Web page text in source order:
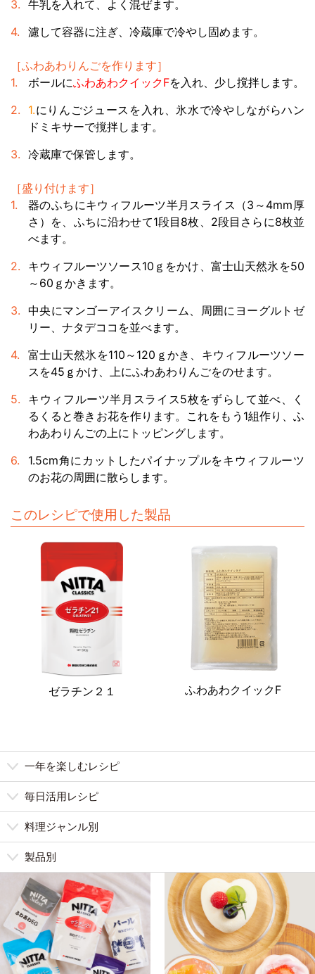
一年を楽しむレシピ
毎日活用レシピ
料理ジャンル別
製品別
牛乳を入れて、よく混ぜます。
濾して容器に注ぎ、冷蔵庫で冷やし固めます。
［ふわあわりんごを作ります］
ボールにふわあわクイックFを入れ、少し撹拌します。
1.にりんごジュースを入れ、氷水で冷やしながらハン
ドミキサーで撹拌します。
冷蔵庫で保管します。
［盛り付けます］
器のふちにキウィフルーツ半月スライス（3～4mm厚
さ）を、ふちに沿わせて1段目8枚、2段目さらに8枚並
べます。
キウィフルーツソース10ｇをかけ、富士山天然氷を50
～60ｇかきます。
中央にマンゴーアイスクリーム、周囲にヨーグルトゼ
リー、ナタデココを並べます。
富士山天然氷を110～120ｇかき、キウィフルーツソー
スを45ｇかけ、上にふわあわりんごをのせます。
キウィフルーツ半月スライス5枚をずらして並べ、く
るくると巻きお花を作ります。これをもう1組作り、ふ
わあわりんごの上にトッピングします。
1.5cm角にカットしたパイナップルをキウィフルーツ
のお花の周囲に散らします。
このレシピで使用した製品
ゼラチン２１ ふわあわクイックF